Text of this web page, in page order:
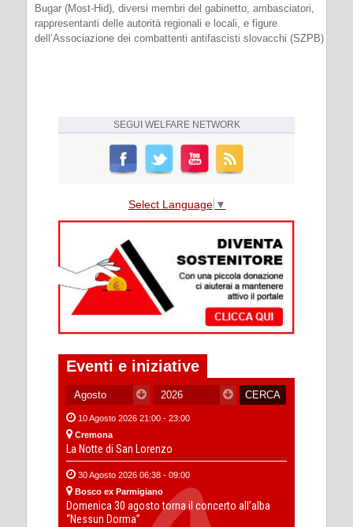
Bugar (Most-Hid), diversi membri del gabinetto, ambasciatori,
rappresentanti delle autorità regionali e locali, e figure
dell’Associazione dei combattenti antifascisti slovacchi (SZPB)
SEGUI WELFARE NETWORK
Select Language ▼
Eventi e iniziative
10 Agosto 2026 21:00 - 23:00
Cremona
La Notte di San Lorenzo
30 Agosto 2026 06:38 - 09:00
Bosco ex Parmigiano
Domenica 30 agosto torna il concerto all’alba
“Nessun Dorma”